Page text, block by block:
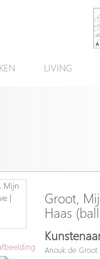
LIVING
Groot,
Haas
Anouk de Groot